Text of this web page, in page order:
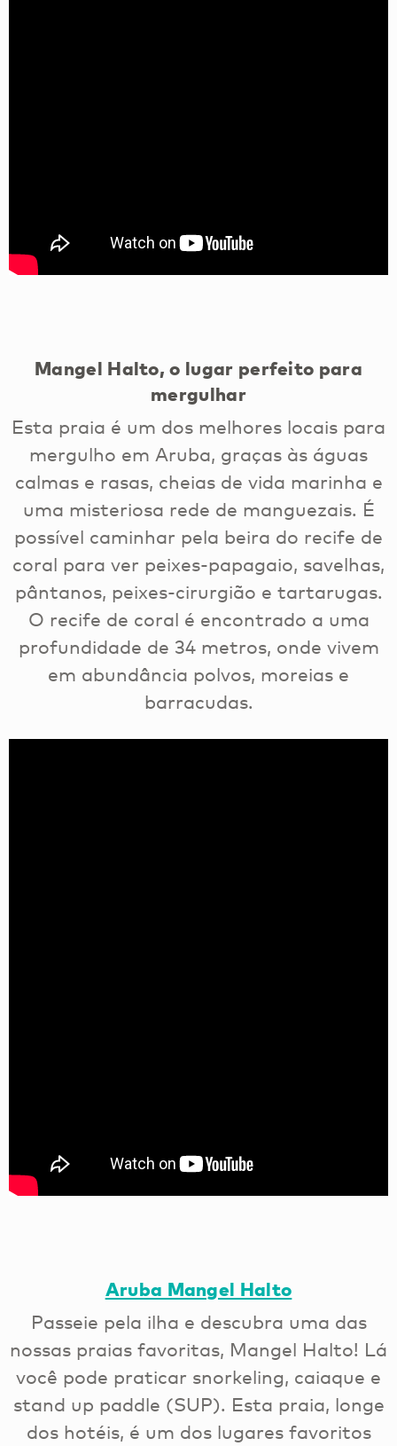
Mangel Halto, o lugar perfeito para
mergulhar
Esta praia é um dos melhores locais para
mergulho em Aruba, graças às águas
calmas e rasas, cheias de vida marinha e
uma misteriosa rede de manguezais. É
possível caminhar pela beira do recife de
coral para ver peixes-papagaio, savelhas,
pântanos, peixes-cirurgião e tartarugas.
O recife de coral é encontrado a uma
profundidade de 34 metros, onde vivem
em abundância polvos, moreias e
barracudas.
Aruba Mangel Halto
Passeie pela ilha e descubra uma das
nossas praias favoritas, Mangel Halto! Lá
você pode praticar snorkeling, caiaque e
stand up paddle (SUP). Esta praia, longe
dos hotéis, é um dos lugares favoritos